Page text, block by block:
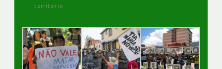
territorio